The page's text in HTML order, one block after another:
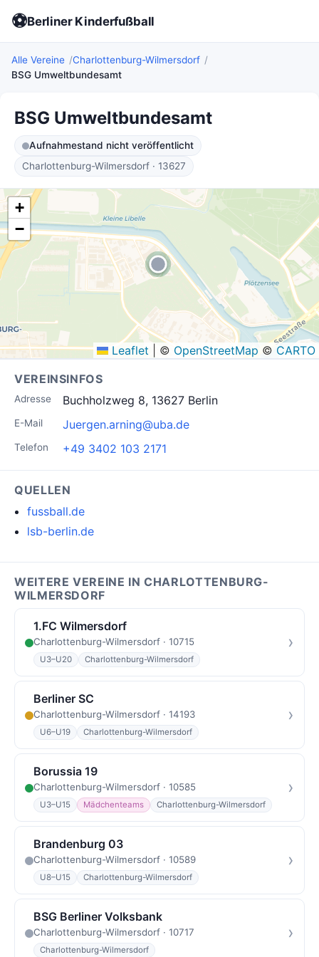
⚽Berliner Kinderfußball
Alle Vereine
Charlottenburg-Wilmersdorf
BSG Umweltbundesamt
BSG Umweltbundesamt
Aufnahmestand nicht veröffentlicht
Charlottenburg-Wilmersdorf · 13627
+
−
Leaflet © OpenStreetMap © CARTO
VEREINSINFOS
Adresse Buchholzweg 8, 13627 Berlin
E-Mail Juergen.arning@uba.de
Telefon +49 3402 103 2171
QUELLEN
fussball.de
lsb-berlin.de
WEITERE VEREINE IN CHARLOTTENBURG-
WILMERSDORF
1.FC Wilmersdorf
Charlottenburg-Wilmersdorf · 10715
U3–U20 Charlottenburg-Wilmersdorf
›
Berliner SC
Charlottenburg-Wilmersdorf · 14193
U6–U19 Charlottenburg-Wilmersdorf
›
Borussia 19
Charlottenburg-Wilmersdorf · 10585
U3–U15 Mädchenteams Charlottenburg-Wilmersdorf
›
Brandenburg 03
Charlottenburg-Wilmersdorf · 10589
U8–U15 Charlottenburg-Wilmersdorf
›
BSG Berliner Volksbank
Charlottenburg-Wilmersdorf · 10717
Charlottenburg-Wilmersdorf
›